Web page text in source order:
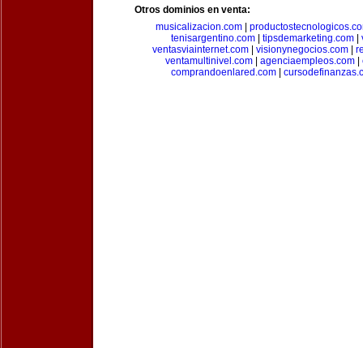
Otros dominios en venta:
musicalizacion.com|
tenisargentino.com
tipsdemarketing.com
ventasviainternet.com
visionynegocios.com
ventamultinivel.com| agenciaempleos.com|
comprandoenlared.com|